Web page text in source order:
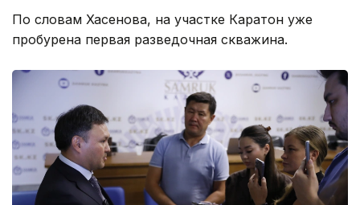
По словам Хасенова, на участке Каратон уже
пробурена первая разведочная скважина.